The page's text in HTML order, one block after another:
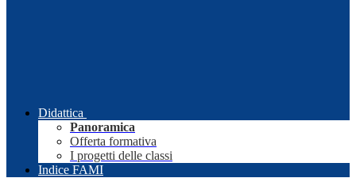
Didattica
Panoramica
Offerta formativa
I progetti delle classi
Indice FAMI